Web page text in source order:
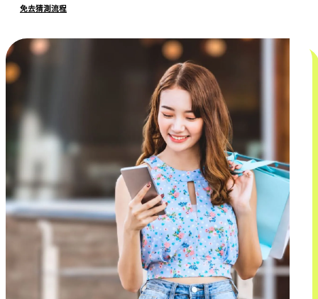
免去猜測流程